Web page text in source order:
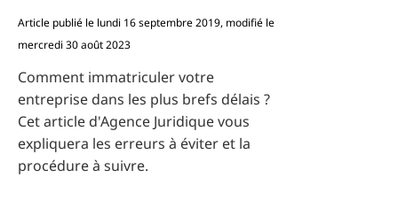
Article publié le lundi 16 septembre 2019, modifié le
mercredi 30 août 2023
Comment immatriculer votre
entreprise dans les plus brefs délais ?
Cet article d'Agence Juridique vous
expliquera les erreurs à éviter et la
procédure à suivre.